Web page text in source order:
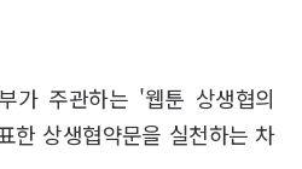
가 주관하는 '웹툰 상생협의
한 상생협약문을 실천하는 차